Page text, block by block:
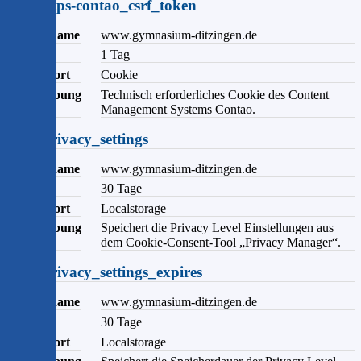
csrf_https-contao_csrf_token
Domainname
www.gymnasium-ditzingen.de
1 Tag
Speicherort
Cookie
Beschreibung
Technisch erforderliches Cookie des Content
Management Systems Contao.
user_privacy_settings
Domainname
www.gymnasium-ditzingen.de
30 Tage
Speicherort
Localstorage
Beschreibung
Speichert die Privacy Level Einstellungen aus
dem Cookie-Consent-Tool „Privacy Manager“.
user_privacy_settings_expires
Domainname
www.gymnasium-ditzingen.de
30 Tage
Speicherort
Localstorage